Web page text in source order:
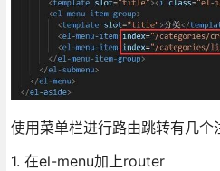
使用菜单栏进行路由跳转有几个
1. 在el-menu加上router